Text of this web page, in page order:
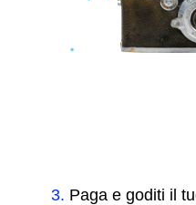
3. Paga e goditi il